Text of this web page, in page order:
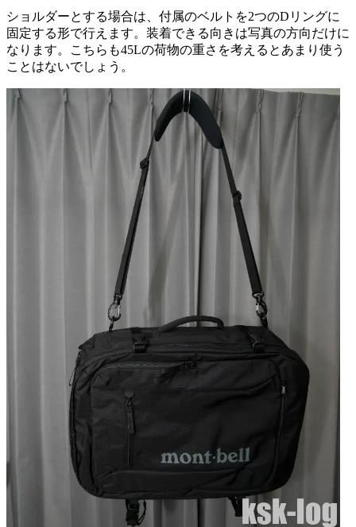
ショルダーとする場合は、付属のベルトを2つのDリングに
固定する形で行えます。装着できる向きは写真の方向だけに
なります。こちらも45Lの荷物の重さを考えるとあまり使う
ことはないでしょう。